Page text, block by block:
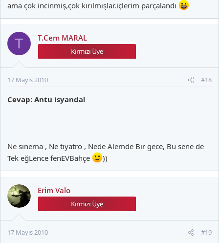
ama çok incinmiş,çok kırılmışlar.içlerim parçalandı
T T.Cem MARAL
17 Mayıs 2010 #18
Cevap: Antu isyanda!
Ne sinema , Ne tiyatro , Nede Alemde Bir gece, Bu sene de
Tek eğLence fenEVBahçe
))
Erim Valo
17 Mayıs 2010 #19